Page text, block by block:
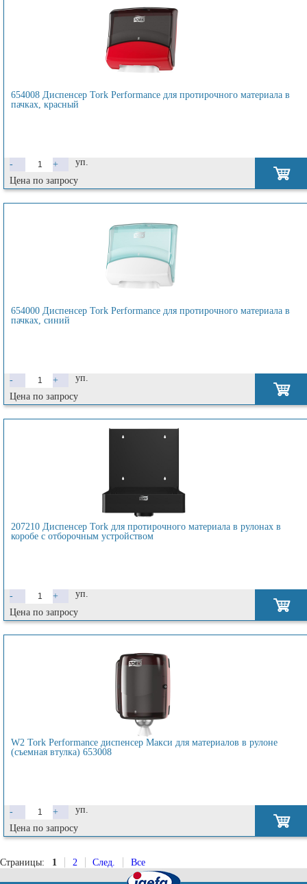
654008 Диспенсер Tork Performance для протирочного материала в
пачках, красный
- +
уп.
Цена по запросу
654000 Диспенсер Tork Performance для протирочного материала в
пачках, синий
- +
уп.
Цена по запросу
207210 Диспенсер Tork для протирочного материала в рулонах в
коробе с отборочным устройством
- +
уп.
Цена по запросу
W2 Tork Performance диспенсер Макси для материалов в рулоне
(съемная втулка) 653008
- +
уп.
Цена по запросу
Страницы: 1 2 След. Все